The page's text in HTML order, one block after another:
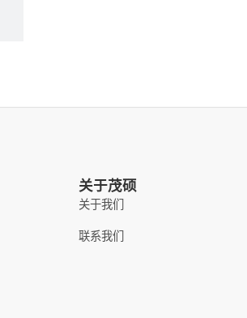
关于茂硕
关于我们
联系我们